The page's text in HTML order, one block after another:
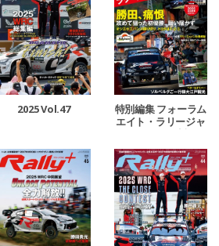
2025 Vol.47
特別編集 フォーラム
エイト・ラリージャ